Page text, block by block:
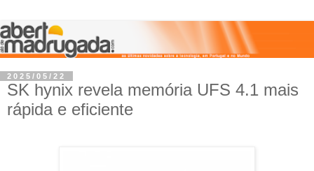
2025/05/22
SK hynix revela memória UFS 4.1 mais
rápida e eficiente